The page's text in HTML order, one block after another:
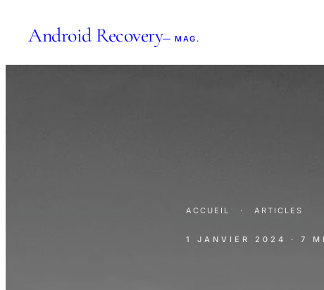
Android Recovery— MAG.
ACCUEIL · ARTICLES
1 JANVIER 2024 · 7